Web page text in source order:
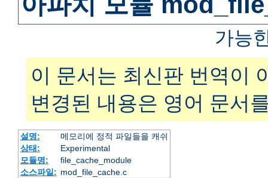
가능
이 문서는 최신판 번역이
변경된 내용은 영어 문서
설명:
메모리에 정적 파일들을 캐쉬
상태:
Experimental
모듈명:
file_cache_module
소스파일: mod_file_cache.c